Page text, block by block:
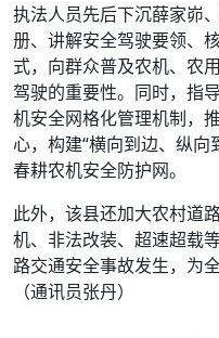
执法人员先后下沉薛家峁
册、讲解安全驾驶要领、
式，向群众普及农机、农
驾驶的重要性。同时，指
机安全网格化管理机制，
心，构建“横向到边、纵向
春耕农机安全防护网。
此外，该县还加大农村道
机、非法改装、超速超载
路交通安全事故发生，为
（通讯员张丹）